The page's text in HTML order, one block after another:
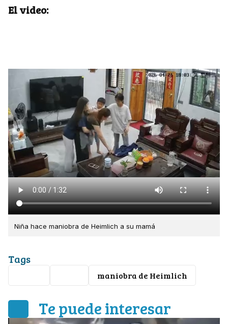
El video:
Niña hace maniobra de Heimlich a su mamá
Tags
maniobra de Heimlich
Te puede interesar